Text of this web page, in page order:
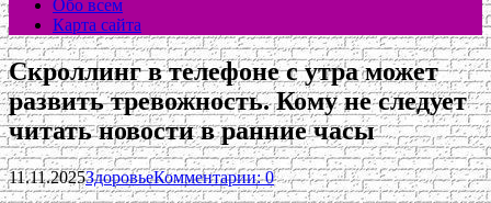
Обо всем
Карта сайта
Скроллинг в телефоне с утра может
развить тревожность. Кому не следует
читать новости в ранние часы
11.11.2025ЗдоровьеКомментарии: 0